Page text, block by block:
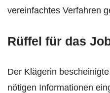
vereinfachtes Verfahren
Rüffel für das
Der Klägerin
nötigen Informationen